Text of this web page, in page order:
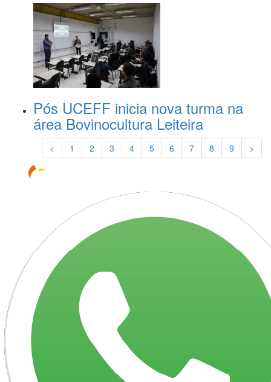
Pós UCEFF inicia nova turma na
área Bovinocultura Leiteira
< 1 2 3 4 5 6 7 8 9 >